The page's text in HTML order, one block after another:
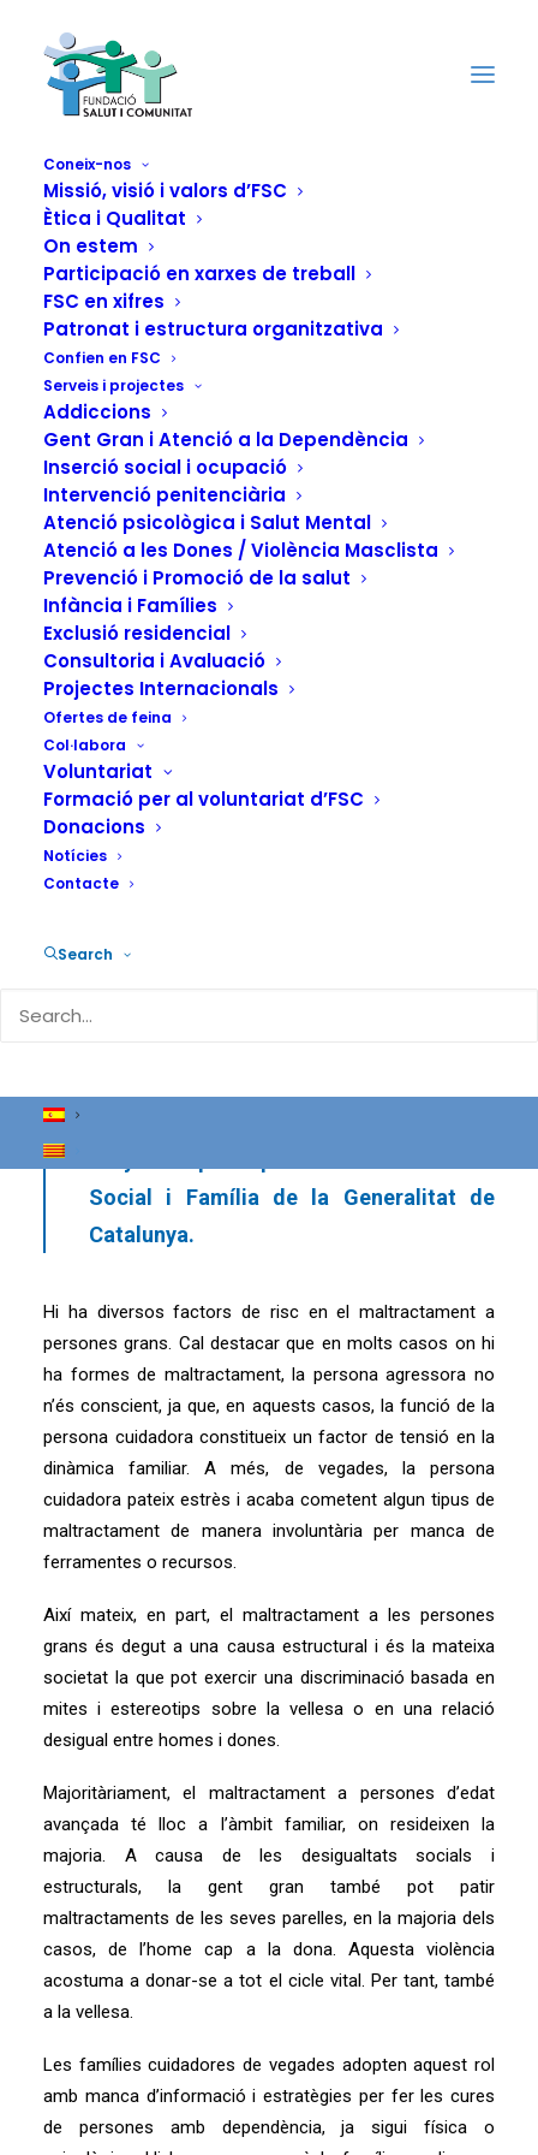
Coneix-nos
Missió, visió i valors d’FSC
Ètica i Qualitat
On estem
Participació en xarxes de treball
FSC en xifres
Patronat i estructura organitzativa
Confien en FSC
Serveis i projectes
Addiccions
Gent Gran i Atenció a la Dependència
Inserció social i ocupació
Intervenció penitenciària
Atenció psicològica i Salut Mental
Atenció a les Dones / Violència Masclista
Prevenció i Promoció de la salut
Infància i Famílies
Exclusió residencial
Consultoria i Avaluació
Projectes Internacionals
Ofertes de feina
Col·labora
Voluntariat
Formació per al voluntariat d’FSC
Donacions
Notícies
Contacte
Search
Conscienciació,
visibilització i
formació per
eradicar la violència
cap a la gent gran a
la nostra societat
10 DE MARÇ DE 2023 INACTUALITAT,ATENCIÓ A LA
DEPENDÈNCIA
FUNDACIÓN SALUD Y COMUNIDAD
L’Organització Mundial de la Salut
(OMS) va incloure l’any 2002 el
maltractament cap a la gent gran com a
problemàtica social i de salut. La
Social i Família de la Generalitat de
Catalunya.
Hi ha diversos factors de risc en el maltractament a
persones grans. Cal destacar que en molts casos on hi
ha formes de maltractament, la persona agressora no
n’és conscient, ja que, en aquests casos, la funció de la
persona cuidadora constitueix un factor de tensió en la
dinàmica familiar. A més, de vegades, la persona
cuidadora pateix estrès i acaba cometent algun tipus de
maltractament de manera involuntària per manca de
ferramentes o recursos.
Així mateix, en part, el maltractament a les persones
grans és degut a una causa estructural i és la mateixa
societat la que pot exercir una discriminació basada en
mites i estereotips sobre la vellesa o en una relació
desigual entre homes i dones.
Majoritàriament, el maltractament a persones d’edat
avançada té lloc a l’àmbit familiar, on resideixen la
majoria. A causa de les desigualtats socials i
estructurals, la gent gran també pot patir
maltractaments de les seves parelles, en la majoria dels
casos, de l’home cap a la dona. Aquesta violència
acostuma a donar-se a tot el cicle vital. Per tant, també
a la vellesa.
Les famílies cuidadores de vegades adopten aquest rol
amb manca d’informació i estratègies per fer les cures
de persones amb dependència, ja sigui física o